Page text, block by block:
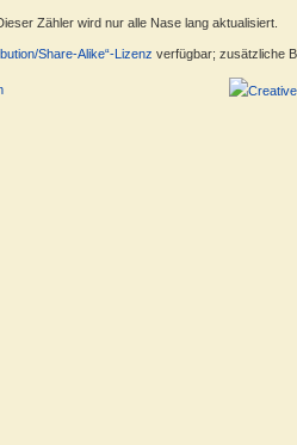
Zähler wird nur alle Nase lang aktualisiert.
Share-Alike“-Lizenz verfügbar; zusätzliche